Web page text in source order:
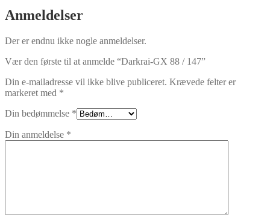
Anmeldelser
Der er endnu ikke nogle anmeldelser.
Vær den første til at anmelde “Darkrai-GX 88 / 147”
Din e-mailadresse vil ikke blive publiceret. Krævede felter er
markeret med *
Din bedømmelse *
Din anmeldelse *